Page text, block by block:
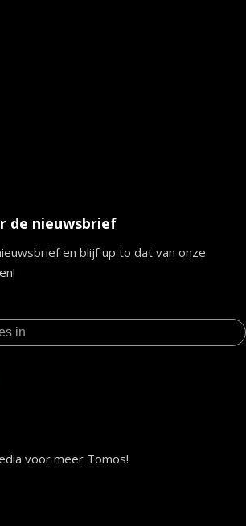
de nieuwsbrief
en blijf up to dat van onze
voor meer Tomos!